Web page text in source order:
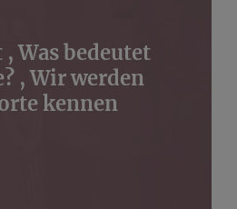
Was bedeutet
, Wir werden
kennen